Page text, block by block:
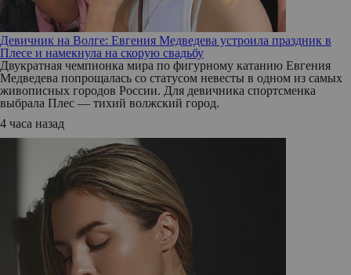
Девичник на Волге: Евгения Медведева устроила праздник в
Плесе и намекнула на скорую свадьбу
Двукратная чемпионка мира по фигурному катанию Евгения
Медведева попрощалась со статусом невесты в одном из самых
живописных городов России. Для девичника спортсменка
выбрала Плес — тихий волжский город.
4 часа назад